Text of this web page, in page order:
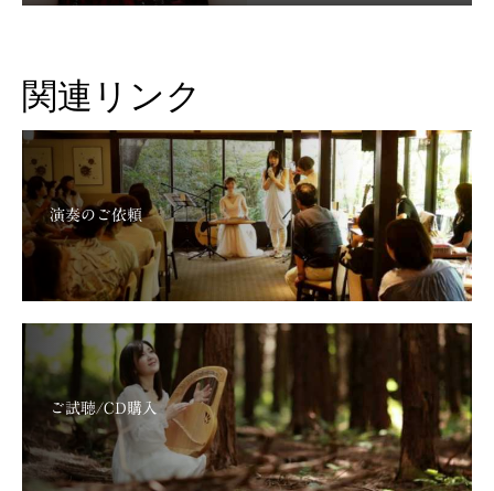
関連リンク
演奏のご依頼
ご試聴/CD購入